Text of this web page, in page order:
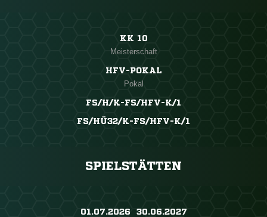
KK 10
Meisterschaft
HFV-POKAL
Pokal
FS/H/K-FS/HFV-K/1
FS/HÜ32/K-FS/HFV-K/1
SPIELSTÄTTEN
01.07.2026 ​ 30.06.2027